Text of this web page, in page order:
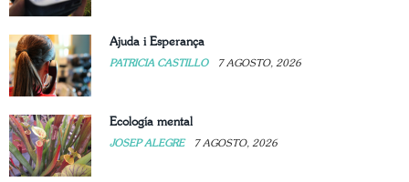
Ajuda i Esperança
PATRICIA CASTILLO 7 AGOSTO, 2026
Ecología mental
JOSEP ALEGRE 7 AGOSTO, 2026